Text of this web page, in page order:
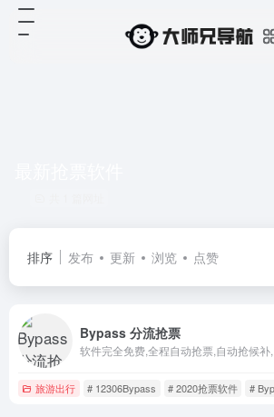
排序 发布 更新 浏览 点赞
Bypass 分流抢票
旅游出行 # 12306Bypass # 2020抢票软件 #